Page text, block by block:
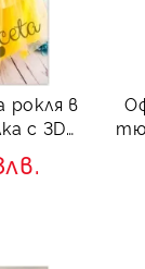
рокля в
с 3D